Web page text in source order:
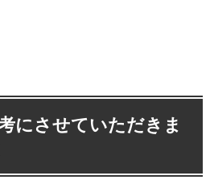
にさせていただきま